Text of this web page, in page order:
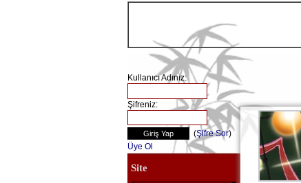
Kullanıcı Adınız:
Şifreniz:
(Şifre Sor)
Üye Ol
Site